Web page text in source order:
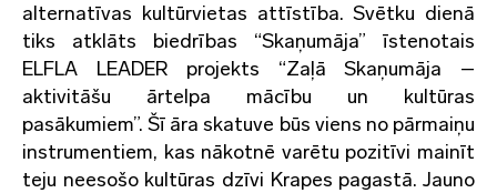
alternatīvas kultūrvietas attīstība. Svētku dienā
tiks atklāts biedrības “Skaņumāja” īstenotais
ELFLA LEADER projekts “Zaļā Skaņumāja –
aktivitāšu ārtelpa mācību un kultūras
pasākumiem”. Šī āra skatuve būs viens no pārmaiņu
instrumentiem, kas nākotnē varētu pozitīvi mainīt
teju neesošo kultūras dzīvi Krapes pagastā. Jauno